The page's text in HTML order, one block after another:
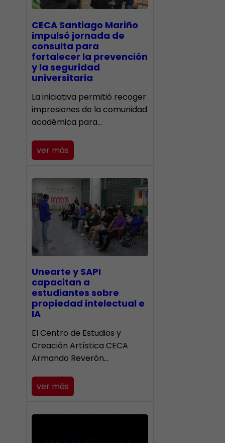
CECA Santiago Mariño
impulsó jornada de
consulta para
fortalecer la prevención
y la seguridad
universitaria
La iniciativa permitió recoger
impresiones de la comunidad
académica para…
ver más
Unearte y SAPI
capacitan a
estudiantes sobre
propiedad intelectual e
IA
El Centro de Estudios y
Creación Artística CECA
Armando Reverón…
ver más